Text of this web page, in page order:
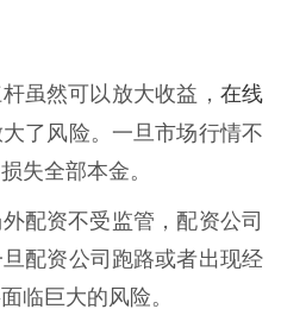
虽然可以放大收益， 在线
了风险。一旦市场行情不
失全部本金。
配资不受监管，配资公司
配资公司跑路或者出现经
临巨大的风险。